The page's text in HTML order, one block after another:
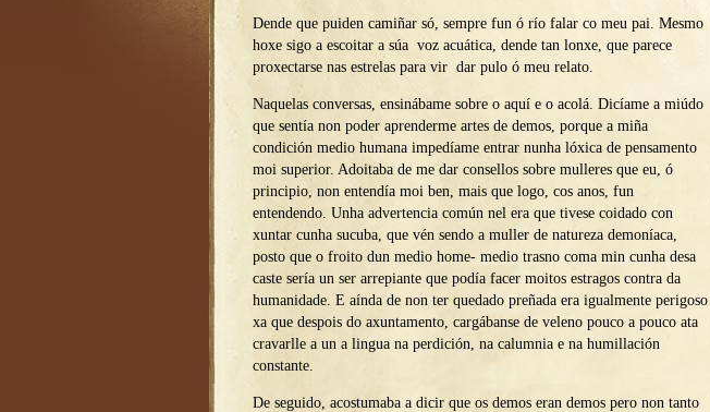
Dende que puiden camiñar só, sempre fun ó río falar co meu pai. Mesmo
hoxe sigo a escoitar a súa voz acuática, dende tan lonxe, que parece
proxectarse nas estrelas para vir dar pulo ó meu relato.
Naquelas conversas, ensinábame sobre o aquí e o acolá. Dicíame a miúdo
que sentía non poder aprenderme artes de demos, porque a miña
condición medio humana impedíame entrar nunha lóxica de pensamento
moi superior. Adoitaba de me dar consellos sobre mulleres que eu, ó
principio, non entendía moi ben, mais que logo, cos anos, fun
entendendo. Unha advertencia común nel era que tivese coidado con
xuntar cunha sucuba, que vén sendo a muller de natureza demoníaca,
posto que o froito dun medio home- medio trasno coma min cunha desa
caste sería un ser arrepiante que podía facer moitos estragos contra da
humanidade. E aínda de non ter quedado preñada era igualmente perigoso
xa que despois do axuntamento, cargábanse de veleno pouco a pouco ata
cravarlle a un a lingua na perdición, na calumnia e na humillación
constante.
De seguido, acostumaba a dicir que os demos eran demos pero non tanto